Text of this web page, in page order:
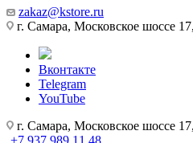
zakaz@kstore.ru
г. Самара, Московское шоссе
Вконтакте
Telegram
YouTube
г. Самара, Московское шоссе
+7 937 989 11 48